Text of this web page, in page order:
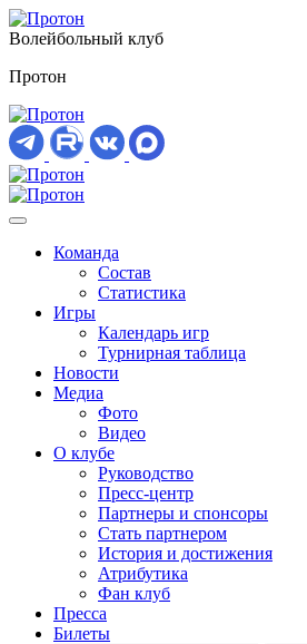
Волейбольный клуб
Протон
Команда
Состав
Статистика
Игры
Календарь игр
Турнирная таблица
Новости
Медиа
Фото
Видео
О клубе
Руководство
Пресс-центр
Партнеры и спонсоры
Стать партнером
История и достижения
Атрибутика
Фан клуб
Пресса
Билеты